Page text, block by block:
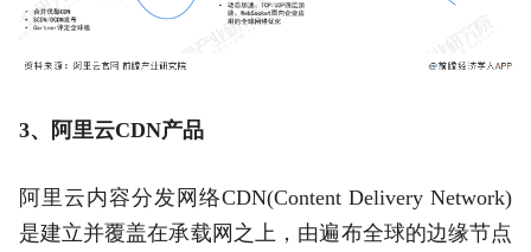
3、阿里云CDN产品
阿里云内容分发网络CDN(Content Delivery Network)
是建立并覆盖在承载网之上，由遍布全球的边缘节点